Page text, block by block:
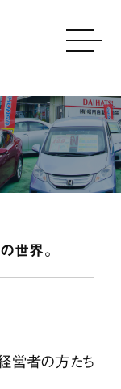
世界。
経営者の方たち